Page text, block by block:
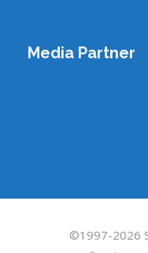
Media Partner
©1997-2026